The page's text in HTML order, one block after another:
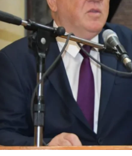
Bilecik
Bingöl
Bitlis
Bursa